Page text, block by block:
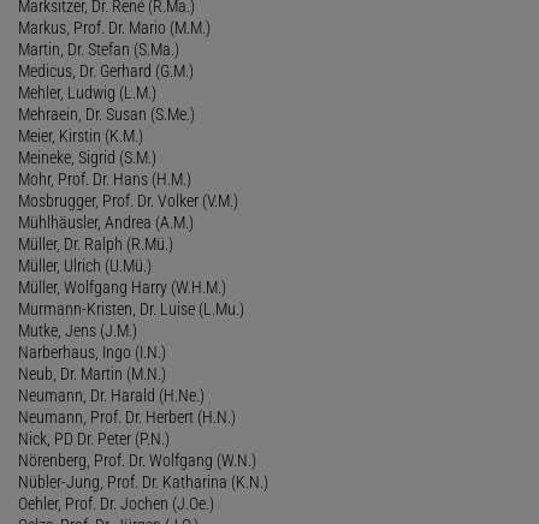
Marksitzer, Dr. René (R.Ma.)
Markus, Prof. Dr. Mario (M.M.)
Martin, Dr. Stefan (S.Ma.)
Medicus, Dr. Gerhard (G.M.)
Mehler, Ludwig (L.M.)
Mehraein, Dr. Susan (S.Me.)
Meier, Kirstin (K.M.)
Meineke, Sigrid (S.M.)
Mohr, Prof. Dr. Hans (H.M.)
Mosbrugger, Prof. Dr. Volker (V.M.)
Mühlhäusler, Andrea (A.M.)
Müller, Dr. Ralph (R.Mü.)
Müller, Ulrich (U.Mü.)
Müller, Wolfgang Harry (W.H.M.)
Murmann-Kristen, Dr. Luise (L.Mu.)
Mutke, Jens (J.M.)
Narberhaus, Ingo (I.N.)
Neub, Dr. Martin (M.N.)
Neumann, Dr. Harald (H.Ne.)
Neumann, Prof. Dr. Herbert (H.N.)
Nick, PD Dr. Peter (P.N.)
Nörenberg, Prof. Dr. Wolfgang (W.N.)
Nübler-Jung, Prof. Dr. Katharina (K.N.)
Oehler, Prof. Dr. Jochen (J.Oe.)